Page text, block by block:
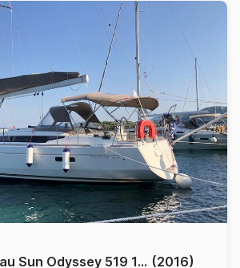
Veleiro Jeanneau Sun Odyssey 519 15.75m (2016)